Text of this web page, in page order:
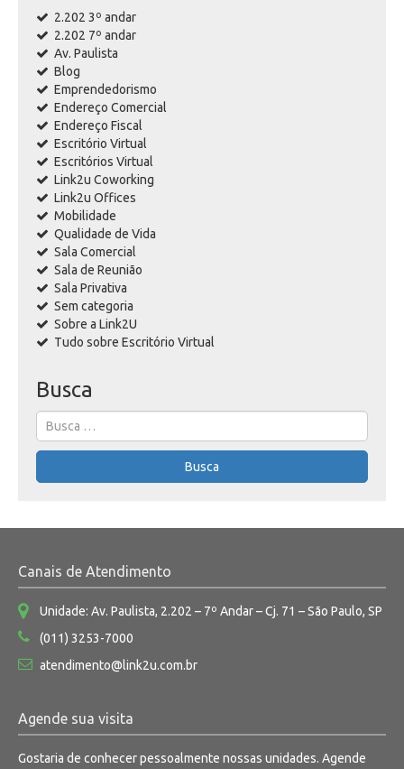
2.202 3º andar
2.202 7º andar
Av. Paulista
Blog
Emprendedorismo
Endereço Comercial
Endereço Fiscal
Escritório Virtual
Escritórios Virtual
Link2u Coworking
Link2u Offices
Mobilidade
Qualidade de Vida
Sala Comercial
Sala de Reunião
Sala Privativa
Sem categoria
Sobre a Link2U
Tudo sobre Escritório Virtual
Busca
Search
for:
Busca
Canais de Atendimento
Unidade: Av. Paulista, 2.202 – 7º Andar – Cj. 71 – São Paulo, SP
(011) 3253-7000
atendimento@link2u.com.br
Agende sua visita
Gostaria de conhecer pessoalmente nossas unidades. Agende